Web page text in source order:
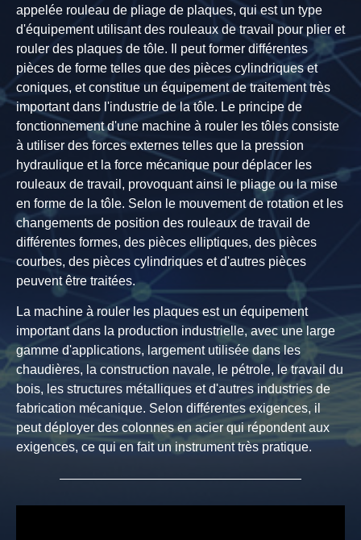
appelée rouleau de pliage de plaques, qui est un type
d'équipement utilisant des rouleaux de travail pour plier et
rouler des plaques de tôle. Il peut former différentes
pièces de forme telles que des pièces cylindriques et
coniques, et constitue un équipement de traitement très
important dans l'industrie de la tôle. Le principe de
fonctionnement d'une machine à rouler les tôles consiste
à utiliser des forces externes telles que la pression
hydraulique et la force mécanique pour déplacer les
rouleaux de travail, provoquant ainsi le pliage ou la mise
en forme de la tôle. Selon le mouvement de rotation et les
changements de position des rouleaux de travail de
différentes formes, des pièces elliptiques, des pièces
courbes, des pièces cylindriques et d'autres pièces
peuvent être traitées.
La machine à rouler les plaques est un équipement
important dans la production industrielle, avec une large
gamme d'applications, largement utilisée dans les
chaudières, la construction navale, le pétrole, le travail du
bois, les structures métalliques et d'autres industries de
fabrication mécanique. Selon différentes exigences, il
peut déployer des colonnes en acier qui répondent aux
exigences, ce qui en fait un instrument très pratique.